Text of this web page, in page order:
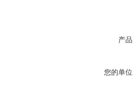
产品
您的单位